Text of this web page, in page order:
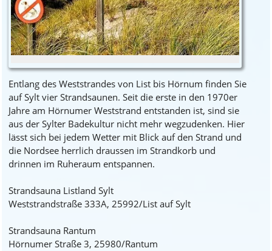
Entlang des Weststrandes von List bis Hörnum finden Sie
auf Sylt vier Strandsaunen. Seit die erste in den 1970er
Jahre am Hörnumer Weststrand entstanden ist, sind sie
aus der Sylter Badekultur nicht mehr wegzudenken. Hier
lässt sich bei jedem Wetter mit Blick auf den Strand und
die Nordsee herrlich draussen im Strandkorb und
drinnen im Ruheraum entspannen.
Strandsauna Listland Sylt
Weststrandstraße 333A, 25992/List auf Sylt
Strandsauna Rantum
Hörnumer Straße 3, 25980/Rantum